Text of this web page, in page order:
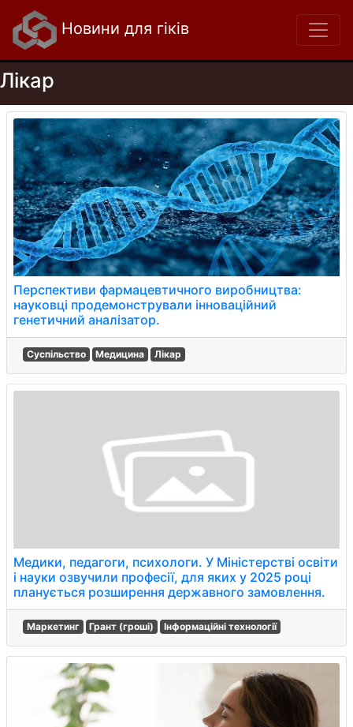
Новини для гіків
Лікар
Перспективи фармацевтичного виробництва:
науковці продемонстрували інноваційний
генетичний аналізатор.
Суспільство Медицина Лікар
Медики, педагоги, психологи. У Міністерстві освіти
і науки озвучили професії, для яких у 2025 році
планується розширення державного замовлення.
Маркетинг Грант (гроші) Інформаційні технології